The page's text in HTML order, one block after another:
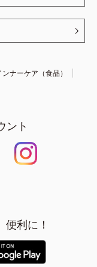
ンナーケア（食品）
ント
利に！